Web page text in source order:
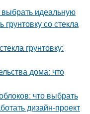
идеальную
грунтовку со стекла
грунтовку:
дома: что
что выбрать
дизайн-проект